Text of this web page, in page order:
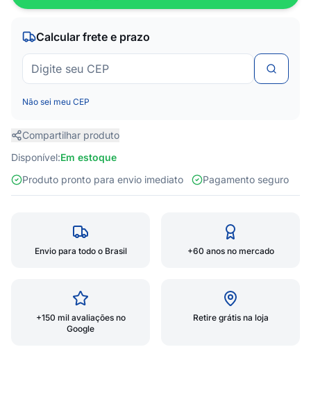
Calcular frete e prazo
Não sei meu CEP
Compartilhar produto
Disponível:Em estoque
Produto pronto para envio imediato
Pagamento seguro
Envio para todo o Brasil +60 anos no mercado
+150 mil avaliações no
Google
Retire grátis na loja